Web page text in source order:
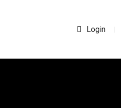
Login |